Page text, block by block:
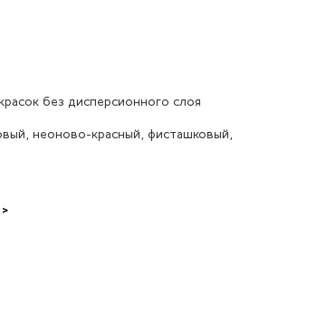
без дисперсионного слоя
неоново-красный, фисташковый,